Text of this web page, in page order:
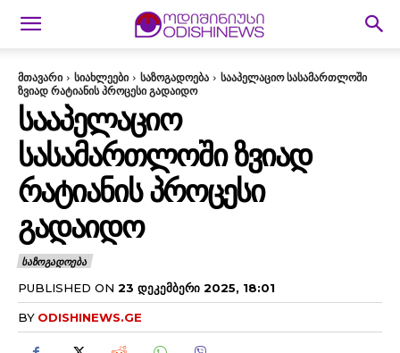
მთავარი სიახლეები საზოგადოება
სააპელაციო სასამართლოში
ზვიად რატიანის პროცესი გადაიდო
ᲡᲐᲐᲞᲔᲚᲐᲪᲘᲝ
ᲡᲐᲡᲐᲛᲐᲠᲗᲚᲝᲨᲘ ᲖᲕᲘᲐᲓ
ᲠᲐᲢᲘᲐᲜᲘᲡ ᲞᲠᲝᲪᲔᲡᲘ
ᲒᲐᲓᲐᲘᲓᲝ
ᲡᲐᲖᲝᲒᲐᲓᲝᲔᲑᲐ
PUBLISHED ON 23 ᲓᲔᲙᲔᲛᲑᲔᲠᲘ 2025, 18:01
BY ODISHINEWS.GE